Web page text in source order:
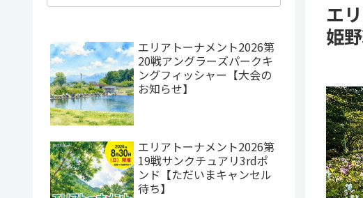
エ
姫
エリアトーナメント2026第
20戦アングラーズパークキ
ングフィッシャー【大会の
お知らせ】
エリアトーナメント2026第
19戦サンクチュアリ3rdポ
ンド【ただいまキャンセル
待ち】